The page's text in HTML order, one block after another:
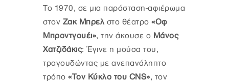
Το 1970, σε μια παράσταση-αφιέρωμα
στον Ζακ Μπρελστο θέατρο «Οφ
Μπροντγουέι», την άκουσε ο Μάνος
Χατζιδάκις: Έγινε η μούσα του,
τραγουδώντας με ανεπανάληπτο
τρόπο «Τον Κύκλο του CNS», τον